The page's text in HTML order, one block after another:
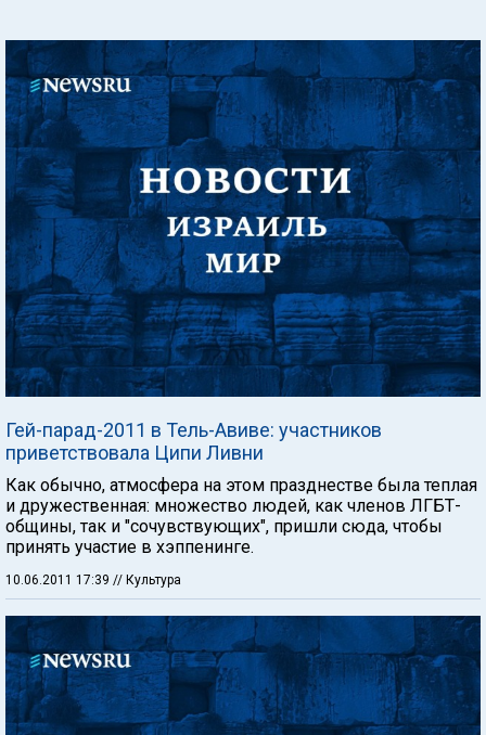
Гей-парад-2011 в Тель-Авиве: участников
приветствовала Ципи Ливни
Как обычно, атмосфера на этом празднестве была теплая
и дружественная: множество людей, как членов ЛГБТ-
общины, так и "сочувствующих", пришли сюда, чтобы
принять участие в хэппенинге.
10.06.2011 17:39 // Культура